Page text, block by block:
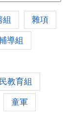
組
雜項
導組
教育組
童軍